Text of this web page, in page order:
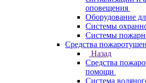
оповещения
Оборудование
Системы
Системы
Средства
Назад
Средства
помощи
Система